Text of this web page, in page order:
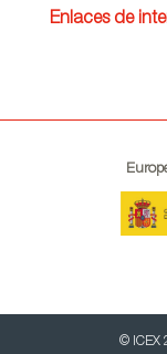
Enlaces de
© ICEX